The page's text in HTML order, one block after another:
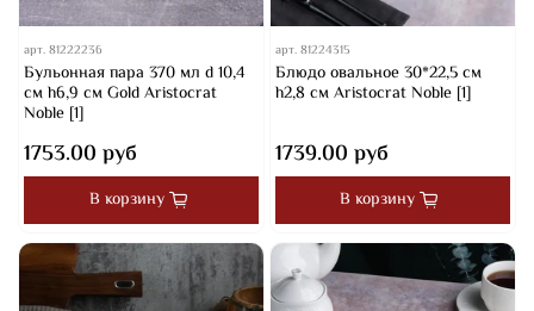
арт.81222236
Бульонная пара 370 мл d 10,4
см h6,9 см Gold Aristocrat
Noble [1]
1753.00 руб
В корзину
арт.81224315
Блюдо овальное 30*22,5 см
h2,8 см Aristocrat Noble [1]
1739.00 руб
В корзину